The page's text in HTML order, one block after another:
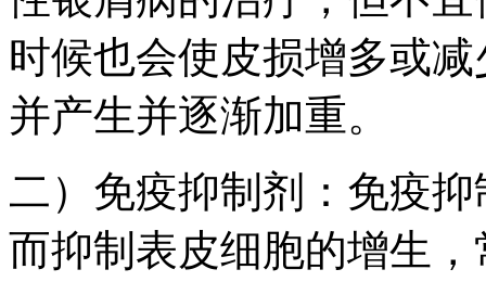
时候也会使皮损增多或
并产生并逐渐加重。
二）免疫抑制剂：免疫
而抑制表皮细胞的增生